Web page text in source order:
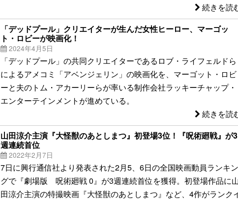
続きを読
「デッドプール」クリエイターが生んだ女性ヒーロー、マーゴッ
ト・ロビーが映画化！
2024年4月5日
「デッドプール」の共同クリエイターであるロブ・ライフェルドら
によるアメコミ「アベンジェリン」の映画化を、マーゴット・ロビ
ーと夫のトム・アカーリーらが率いる制作会社ラッキーチャップ・
エンターテインメントが進めている。
続きを読
山田涼介主演『大怪獣のあとしまつ』初登場3位！『呪術廻戦』が3
週連続首位
2022年2月7日
7日に興行通信社より発表された2月5、6日の全国映画動員ランキン
グで『劇場版 呪術廻戦 0』が3週連続首位を獲得。初登場作品に
田涼介主演の特撮映画『大怪獣のあとしまつ』など、4作がランク